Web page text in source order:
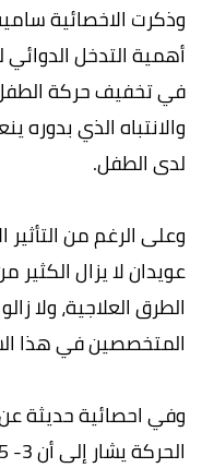
وذكرت الاخصائية
أهمية التدخل
في تخفيف حركة الطفل
والانتباه الذي
لدى الطفل.
وعلى الرغم من التأثير
عويدان لا يزال
الطرق العلاجية، ولا
المتخصصين في هذا